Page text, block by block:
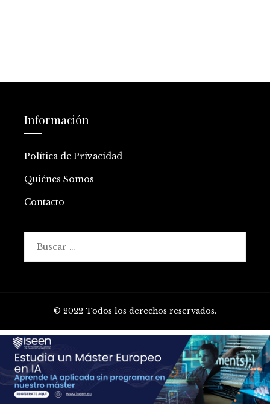
Información
Política de Privacidad
Quiénes Somos
Contacto
© 2022 Todos los derechos reservados.